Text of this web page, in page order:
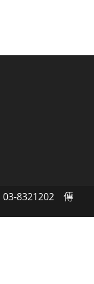
03-8321202 傳